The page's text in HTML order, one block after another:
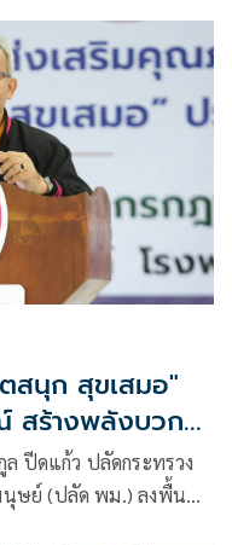
ายแดนไทย-กัมพูชา
ว่า กระทรวงการพัฒนา
น พร้อมด้วยนาย
มและพัฒนาคุณภาพชีวิต
สนุก สุขเสมอ"
สร้างพลังบวก
ปีดแก้ว ปลัดกระทรวง
นุษย์ (ปลัด พม.) ลงพื้นที่